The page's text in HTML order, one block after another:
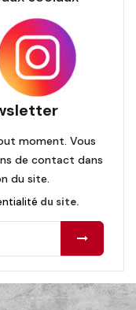
moment. Vous
de contact dans
du site.
du site.